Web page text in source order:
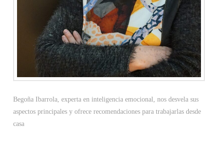
Begoña Ibarrola, experta en inteligencia emocional, nos desvela sus
aspectos principales y ofrece recomendaciones para trabajarlas desde
casa